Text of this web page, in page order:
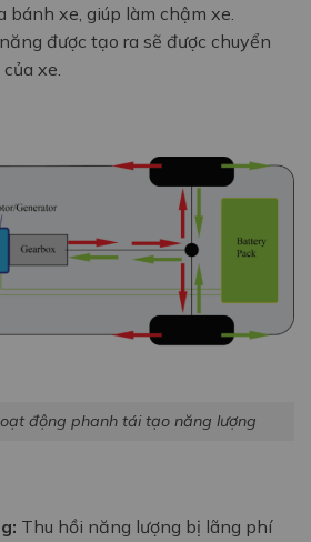
bánh xe, giúp làm chậm xe.
được tạo ra sẽ được chuyển
xe.
động phanh tái tạo năng lượng
Thu hồi năng lượng bị lãng phí